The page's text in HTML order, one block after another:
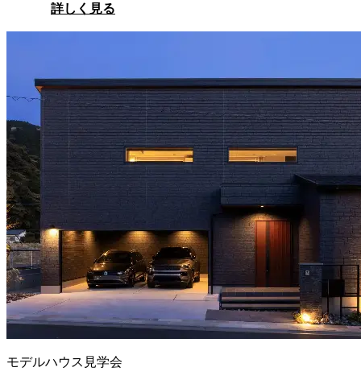
詳しく見る
モデルハウス見学会